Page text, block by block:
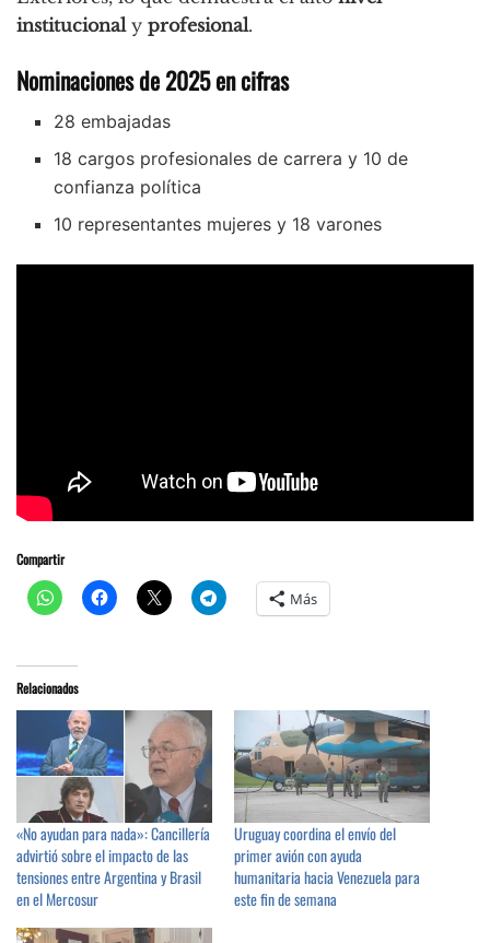
institucional y profesional.
Nominaciones de 2025 en cifras
28 embajadas
18 cargos profesionales de carrera y 10 de
confianza política
10 representantes mujeres y 18 varones
Compartir
Más
Relacionados
«No ayudan para nada»: Cancillería
advirtió sobre el impacto de las
tensiones entre Argentina y Brasil
en el Mercosur
Uruguay coordina el envío del
primer avión con ayuda
humanitaria hacia Venezuela para
este fin de semana